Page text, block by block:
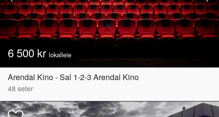
6 500 kr lokalleie
Arendal Kino - Sal 1-2-3 Arendal Kino
48seter